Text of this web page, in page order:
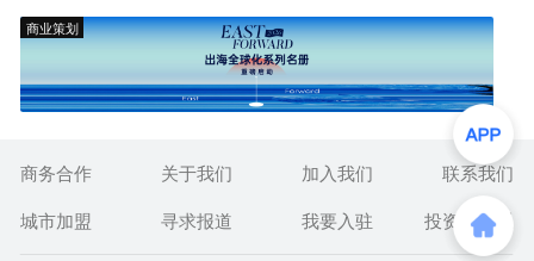
商业策划
商务合作 关于我们 加入我们
联系我们
城市加盟
寻求报道 我要入驻 投资者关系